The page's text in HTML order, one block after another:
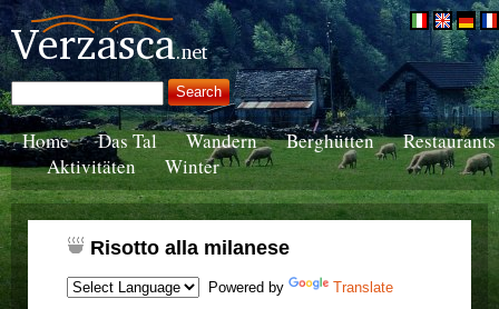
Home Das Tal Wandern Berghütten
Restaurants
Aktivitäten
Winter
Risotto alla milanese
Powered by Translate